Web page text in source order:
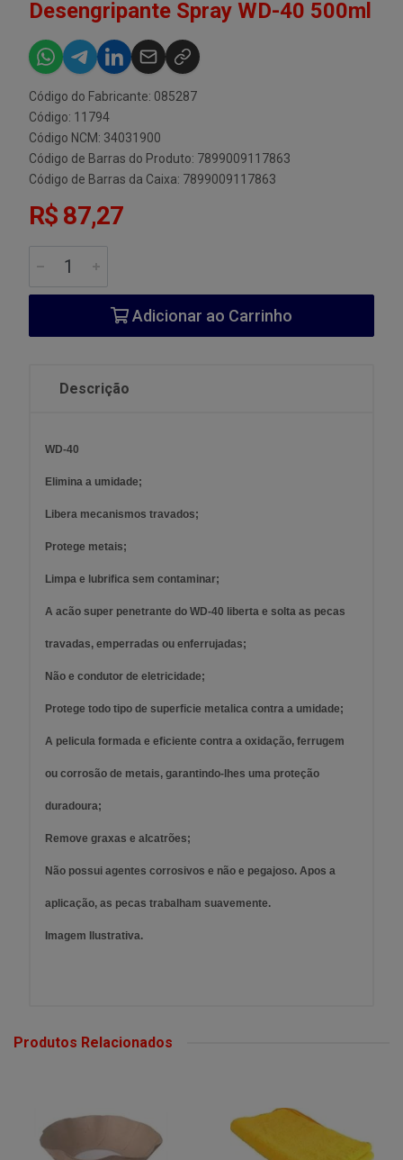
Desengripante Spray WD-40 500ml
Código do Fabricante: 085287
Código: 11794
Código NCM: 34031900
Código de Barras do Produto: 7899009117863
Código de Barras da Caixa: 7899009117863
R$ 87,27
Adicionar ao Carrinho
Descrição
WD-40
Elimina a umidade;
Libera mecanismos travados;
Protege metais;
Limpa e lubrifica sem contaminar;
A acão super penetrante do WD-40 liberta e solta as pecas
travadas, emperradas ou enferrujadas;
Não e condutor de eletricidade;
Protege todo tipo de superficie metalica contra a umidade;
A pelicula formada e eficiente contra a oxidação, ferrugem
ou corrosão de metais, garantindo-lhes uma proteção
duradoura;
Remove graxas e alcatrões;
Não possui agentes corrosivos e não e pegajoso. Apos a
aplicação, as pecas trabalham suavemente.
Imagem Ilustrativa.
Produtos Relacionados